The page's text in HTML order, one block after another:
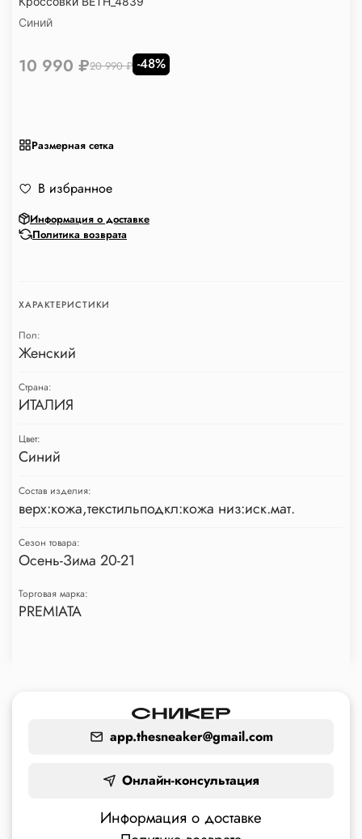
Синий
Размерная сетка
10 990 ₽20 990 ₽ -48%
В избранное
Информация о доставке
Политика возврата
ХАРАКТЕРИСТИКИ
Пол:
Женский
Страна:
ИТАЛИЯ
Цвет:
Синий
Состав изделия:
верх:кожа,текстильподкл:кожа низ:иск.мат.
Сезон товара:
Осень-Зима 20-21
Торговая марка:
PREMIATA
app.thesneaker@gmail.com
Онлайн-консультация
Информация о доставке